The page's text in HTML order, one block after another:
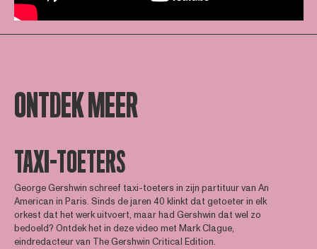
ONTDEK MEER
TAXI-TOETERS
George Gershwin schreef taxi-toeters in zijn partituur van An
American in Paris. Sinds de jaren 40 klinkt dat getoeter in elk
orkest dat het werk uitvoert, maar had Gershwin dat wel zo
bedoeld? Ontdek het in deze video met Mark Clague,
eindredacteur van The Gershwin Critical Edition.